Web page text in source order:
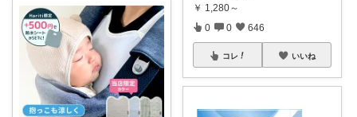
￥ 1,280～
0 0 646
コレ いいね